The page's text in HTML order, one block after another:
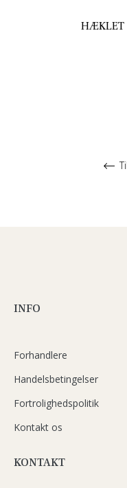
HÆKLET
INFO
Forhandlere
Handelsbetingelser
Fortrolighedspolitik
Kontakt os
KONTAKT